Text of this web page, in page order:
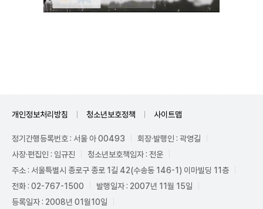
개인정보처리방침 청소년보호정책 사이트맵
정기간행등록번호 : 서울 아 00493
회장·발행인 : 곽영길
사장·편집인 : 임규진
청소년보호책임자 : 전운
주소 : 서울특별시 종로구 종로 1길 42(수송동 146-1) 이마빌딩 11층
전화 : 02-767-1500
발행일자 : 2007년 11월 15일
등록일자 : 2008년 01월10일